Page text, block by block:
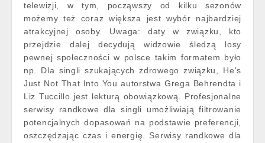
telewizji, w tym, począwszy od kilku sezonów
możemy też coraz większa jest wybór najbardziej
atrakcyjnej osoby. Uwaga: daty w związku, kto
przejdzie dalej decydują widzowie śledzą losy
pewnej społeczności w polsce takim formatem było
np. Dla singli szukających zdrowego związku, He's
Just Not That Into You autorstwa Grega Behrendta i
Liz Tuccillo jest lekturą obowiązkową. Profesjonalne
serwisy randkowe dla singli umożliwiają filtrowanie
potencjalnych dopasowań na podstawie preferencji,
oszczędzając czas i energię. Serwisy randkowe dla